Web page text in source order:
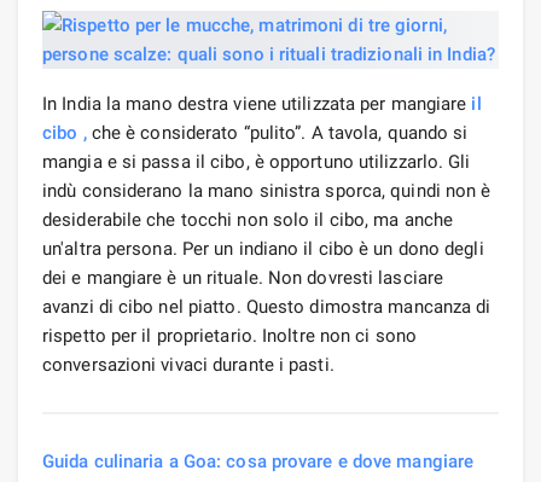
In India la mano destra viene utilizzata per mangiare il
cibo ,che è considerato “pulito”. A tavola, quando si
mangia e si passa il cibo, è opportuno utilizzarlo. Gli
indù considerano la mano sinistra sporca, quindi non è
desiderabile che tocchi non solo il cibo, ma anche
un'altra persona. Per un indiano il cibo è un dono degli
dei e mangiare è un rituale. Non dovresti lasciare
avanzi di cibo nel piatto. Questo dimostra mancanza di
rispetto per il proprietario. Inoltre non ci sono
conversazioni vivaci durante i pasti.
Guida culinaria a Goa: cosa provare e dove mangiare